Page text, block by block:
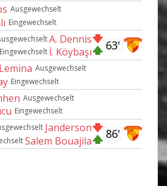
Ausgewechselt
Eingewechselt
63'
A. Dennis
Eingewechselt İ. Köybaşı
Ausgewechselt
Eingewechselt
Ausgewechselt
Eingewechselt
86'
Janderson
Salem Bouajila